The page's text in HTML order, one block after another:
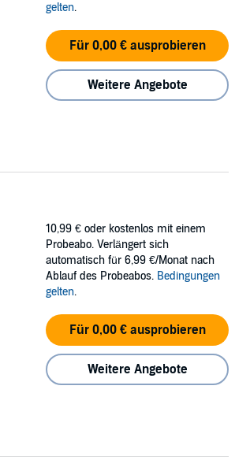
gelten.
Für 0,00 € ausprobieren
Weitere Angebote
10,99 € oder kostenlos mit einem
Probeabo. Verlängert sich
automatisch für 6,99 €/Monat nach
Ablauf des Probeabos. Bedingungen
gelten.
Für 0,00 € ausprobieren
Weitere Angebote